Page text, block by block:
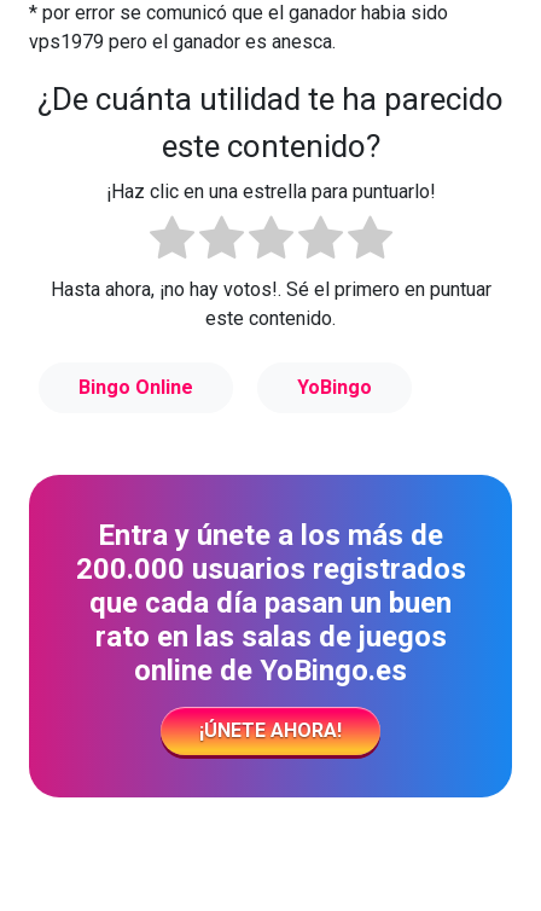
* por error se comunicó que el ganador habia sido
vps1979 pero el ganador es anesca.
¿De cuánta utilidad te ha parecido
este contenido?
¡Haz clic en una estrella para puntuarlo!
Hasta ahora, ¡no hay votos!. Sé el primero en puntuar
este contenido.
Bingo Online YoBingo
Entra y únete a los más de
200.000 usuarios registrados
que cada día pasan un buen
rato en las salas de juegos
online de YoBingo.es
¡ÚNETE AHORA!